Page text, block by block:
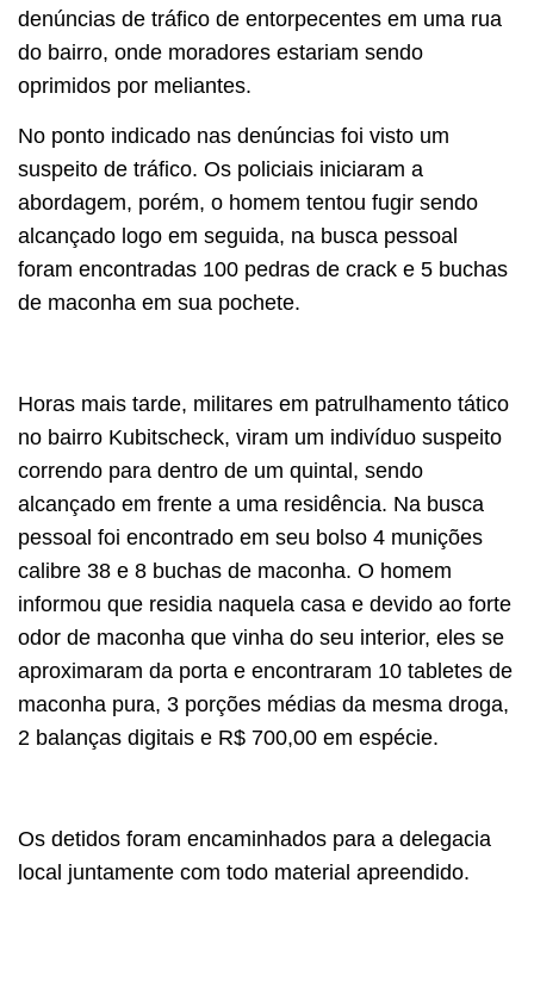
denúncias de tráfico de entorpecentes em uma rua
do bairro, onde moradores estariam sendo
oprimidos por meliantes.
No ponto indicado nas denúncias foi visto um
suspeito de tráfico. Os policiais iniciaram a
abordagem, porém, o homem tentou fugir sendo
alcançado logo em seguida, na busca pessoal
foram encontradas 100 pedras de crack e 5 buchas
de maconha em sua pochete.
Horas mais tarde, militares em patrulhamento tático
no bairro Kubitscheck, viram um indivíduo suspeito
correndo para dentro de um quintal, sendo
alcançado em frente a uma residência. Na busca
pessoal foi encontrado em seu bolso 4 munições
calibre 38 e 8 buchas de maconha. O homem
informou que residia naquela casa e devido ao forte
odor de maconha que vinha do seu interior, eles se
aproximaram da porta e encontraram 10 tabletes de
maconha pura, 3 porções médias da mesma droga,
2 balanças digitais e R$ 700,00 em espécie.
Os detidos foram encaminhados para a delegacia
local juntamente com todo material apreendido.